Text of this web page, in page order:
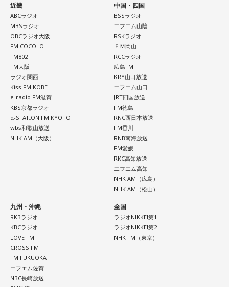
哲夫、神保 彰、向谷 実の3人がアルバムに込めた思いなどを
語る、ここでしか聞けない貴重なトークに加え、かつしかト
リオとして初の「サイン握手会」をおこないます。
＜リリースイベント概要＞
イベント内容：かつしかトリオのメンバーによるトーク＆サ
イン握手会
開催日：2026年10月17日（土）
開催時間：14:00スタート（集合時間：13:45）
開催店舗：タワーレコード新宿店 9Fイベントスペース
※詳細は公式サイトをご確認ください
発売日：2026年10月14日（水）
仕様：CD
レーベル：ヤマハミュージックコミュニケーションズ
＜収録曲＞
01. Twilight Run
02. SO-DAYONE !
にほへと / weak.butterfly / EMNW / 大宮陽和 / OKYO / 奥崎
海斗 / オハ / omeme tenten / ORCALAND / kasane / 叶夢 /
Gum-9 / ガラクタ / ガラスの靴は落とさない / カラノア /
KI_EN / 来島エル / きばやし / Gyubin / くがあくた / grating
hunny / Grape Kiki / クロムレイリー / GeTO / COPES / ココ
ラシカ / Cosmola / kohamo / ゴホウビ / サカキナオ / THE
KING OF ROOKIE / 佐久間龍星 / TheΣ / 札幌某所 / THE
HAMIDA SHE'S / the bercedes menz / さらさ (Band Set) /
三四少女 / She Side Ship / Jene / chef's / Ciely / シトナユイ
/ 至福ぽんちょ / SYAYOS / 13.3g / Jonah / 杉本ラララ / 鈴木
実貴子ズ / スパノヴァ特急 / speel plaats / 3markets[ ] / セ
カンドバッカー / セブンス・ベガ / Chimothy→ / ちゃくら /
チョーキューメイ / D’ypcys / Tyrkouaz / テレビ大陸音頭 /
Togoz / tonerico / ドミノンストップ / 中島寂 / ニューアヤカ
/ NEK! / ネ★ナイト / Bye-Bye-Handの方程式 / Pastel Tang
Club / パスピエ / harha / HALLEY / Hello Hello / Be my Girl
/ ピストン少女 / HIKKA / 秘めごと / ひゅ〜どろん / POOLS /
FUJIBASE / BLACK BERRY TIMES / a frankenlouie / ブラン
デー戦記 / フリージアン / Voice Connect / the Po / bokula. /
PompadollS / Massclub / まつむら かなう / 丸山純奈 / ミー
近畿
ABCラジオ
MBSラジオ
OBCラジオ大阪
FM COCOLO
FM802
FM大阪
ラジオ関西
Kiss FM KOBE
e-radio FM滋賀
KBS京都ラジオ
α-STATION FM KYOTO
wbs和歌山放送
NHK AM（大阪）
中国・四国
BSSラジオ
エフエム山陰
RSKラジオ
ＦＭ岡山
RCCラジオ
広島FM
KRY山口放送
エフエム山口
JRT四国放送
FM徳島
RNC西日本放送
FM香川
RNB南海放送
FM愛媛
RKC高知放送
エフエム高知
NHK AM（広島）
NHK AM（松山）
九州・沖縄
RKBラジオ
KBCラジオ
LOVE FM
CROSS FM
FM FUKUOKA
エフエム佐賀
NBC長崎放送
全国
ラジオNIKKEI第1
ラジオNIKKEI第2
NHK FM（東京）